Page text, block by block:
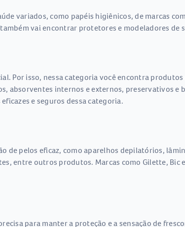
variados, como papéis higiênicos, de marcas
também vai encontrar protetores e modeladores de
Por isso, nessa categoria você encontra
absorventes internos e externos, preservativos e
e seguros dessa categoria.
de pelos eficaz, como aparelhos depilatórios,
entre outros produtos. Marcas como Gilette, Bic
para manter a proteção e a sensação de